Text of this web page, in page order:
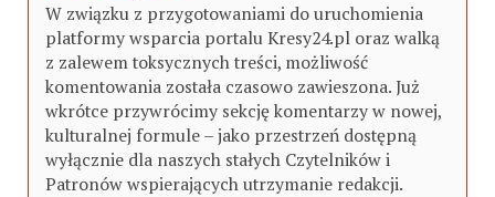
W związku z przygotowaniami do uruchomienia
platformy wsparcia portalu Kresy24.pl oraz walką
z zalewem toksycznych treści, możliwość
komentowania została czasowo zawieszona. Już
wkrótce przywrócimy sekcję komentarzy w nowej,
kulturalnej formule – jako przestrzeń dostępną
wyłącznie dla naszych stałych Czytelników i
Patronów wspierających utrzymanie redakcji.